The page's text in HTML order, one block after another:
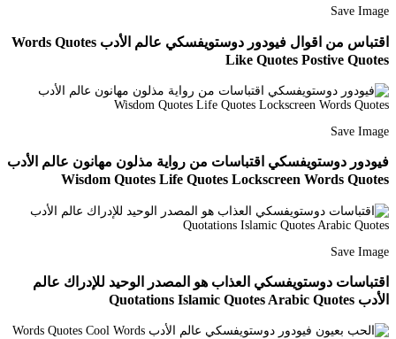
Save Image
اقتباس من اقوال فيودور دوستويفسكي عالم الأدب Words Quotes
Like Quotes Postive Quotes
Save Image
فيودور دوستويفسكي اقتباسات من رواية مذلون مهانون عالم الأدب
Wisdom Quotes Life Quotes Lockscreen Words Quotes
Save Image
اقتباسات دوستويفسكي العذاب هو المصدر الوحيد للإدراك عالم
الأدب Quotations Islamic Quotes Arabic Quotes